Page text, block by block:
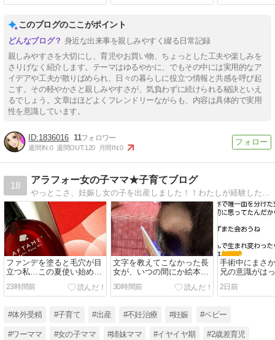
このブログのここがポイント
身近な出来事を親しみやすく綴る日常記録
親しみやすさを大切にし、育児やお買い物、ちょっとした工夫や楽しみを
さりげなく紹介します。テーマはゆるやかに、でもその中には実用的なア
イデアや工夫が散りばめられ、日々の暮らしに役立つ情報と共感を呼び起
こす。その軽やかさと親しみやすさが、気負わずに続けられる秘訣といえ
るでしょう。文章はほどよくフレンドリーながらも、内容は具体的で実用
性を意識しています。
1836016 11
週間IN:0 週間OUT:120 月間IN:0
18
アラフォー女の子ママ★子育てブログ
やっとこさ、妊娠し女の子を出産しました！！わたしが経験した事などがどなたかのお役に立てばと思います！引き続き、コーデやセール、ビューティ情報も載せていきます☆★
ファンデを塗ると毛穴が目
立つ私…この夏使い始めた
毛穴ケアアイテム
23時間前
文字を教えてこなかった長
女が、いつの間にか絵本を
音読していました
30時間前
手術中にまさ
兄の意識がは
した
2日前
#体外受精 #子育て #出産 #不妊治療 #妊娠 #ベビー
#ワーママ #女の子ママ #姉妹ママ #イヤイヤ期 #2歳差育児